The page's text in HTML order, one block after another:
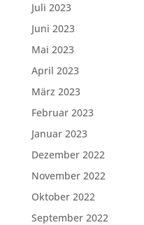
Juli 2023
Juni 2023
Mai 2023
April 2023
März 2023
Februar 2023
Januar 2023
Dezember 2022
November 2022
Oktober 2022
September 2022